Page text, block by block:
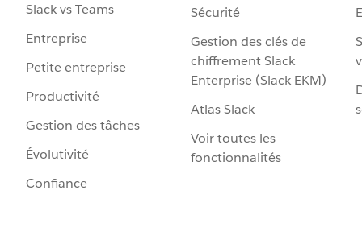
Slack vs Teams
Entreprise
Petite entreprise
Productivité
Gestion des tâches
Évolutivité
Confiance
Sécurité
Gestion des clés de
chiffrement Slack
Enterprise (Slack EKM)
Atlas Slack
Voir toutes les
fonctionnalités